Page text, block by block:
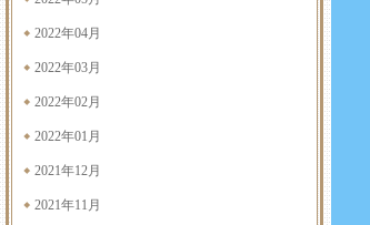
2022年04月
2022年03月
2022年02月
2022年01月
2021年12月
2021年11月